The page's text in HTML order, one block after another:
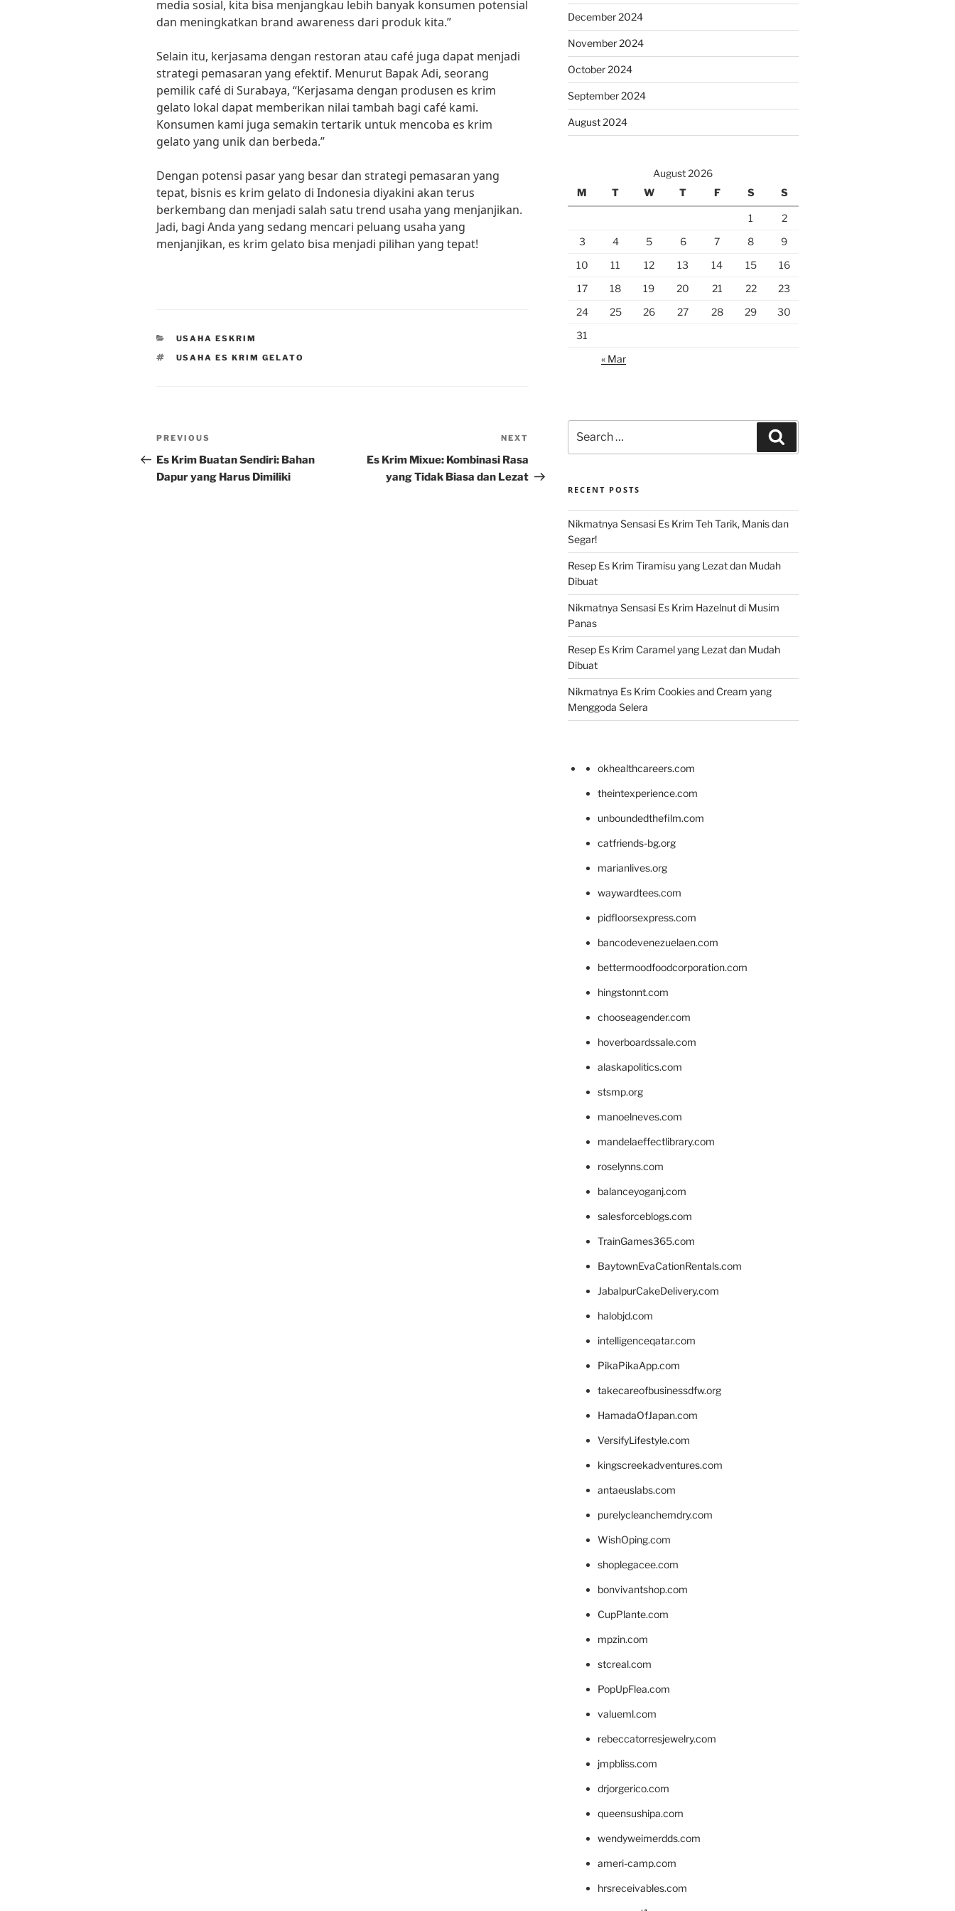
media sosial, kita bisa menjangkau lebih banyak konsumen potensial
dan meningkatkan brand awareness dari produk kita.”
Selain itu, kerjasama dengan restoran atau café juga dapat menjadi
strategi pemasaran yang efektif. Menurut Bapak Adi, seorang
pemilik café di Surabaya, “Kerjasama dengan produsen es krim
gelato lokal dapat memberikan nilai tambah bagi café kami.
Konsumen kami juga semakin tertarik untuk mencoba es krim
gelato yang unik dan berbeda.”
Dengan potensi pasar yang besar dan strategi pemasaran yang
tepat, bisnis es krim gelato di Indonesia diyakini akan terus
berkembang dan menjadi salah satu trend usaha yang menjanjikan.
Jadi, bagi Anda yang sedang mencari peluang usaha yang
menjanjikan, es krim gelato bisa menjadi pilihan yang tepat!
CATEGORIES
USAHA ESKRIM
TAGS
USAHA ES KRIM GELATO
Post
navigation
Previous
Post
PREVIOUS
Es Krim Buatan Sendiri: Bahan
Dapur yang Harus Dimiliki
NEXT
Es Krim Mixue: Kombinasi Rasa
yang Tidak Biasa dan Lezat
December 2024
November 2024
October 2024
September 2024
August 2024
August 2026
M
T W T F S S
1
2
3
4 5 6 7 8
9
10
11 12 13 14 15
16
17
18 19 20 21 22
23
24
25 26 27 28 29
30
31
« Mar
for:
RECENT POSTS
Nikmatnya Sensasi Es Krim Teh Tarik, Manis dan
Segar!
Resep Es Krim Tiramisu yang Lezat dan Mudah
Dibuat
Nikmatnya Sensasi Es Krim Hazelnut di Musim
Panas
Resep Es Krim Caramel yang Lezat dan Mudah
Dibuat
Nikmatnya Es Krim Cookies and Cream yang
Menggoda Selera
okhealthcareers.com
theintexperience.com
unboundedthefilm.com
catfriends-bg.org
marianlives.org
waywardtees.com
pidfloorsexpress.com
bancodevenezuelaen.com
bettermoodfoodcorporation.com
hingstonnt.com
chooseagender.com
hoverboardssale.com
alaskapolitics.com
stsmp.org
manoelneves.com
mandelaeffectlibrary.com
roselynns.com
balanceyoganj.com
salesforceblogs.com
TrainGames365.com
BaytownEvaCationRentals.com
JabalpurCakeDelivery.com
halobjd.com
intelligenceqatar.com
PikaPikaApp.com
takecareofbusinessdfw.org
HamadaOfJapan.com
VersifyLifestyle.com
kingscreekadventures.com
antaeuslabs.com
purelycleanchemdry.com
WishOping.com
shoplegacee.com
bonvivantshop.com
CupPlante.com
mpzin.com
stcreal.com
PopUpFlea.com
valueml.com
rebeccatorresjewelry.com
jmpbliss.com
drjorgerico.com
queensushipa.com
wendyweimerdds.com
ameri-camp.com
hrsreceivables.com